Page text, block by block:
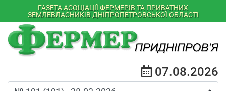
ГАЗЕТА АСОЦІАЦІЇ ФЕРМЕРІВ ТА ПРИВАТНИХ
ЗЕМЛЕВЛАСНИКІВ ДНІПРОПЕТРОВСЬКОЇ ОБЛАСТІ
07.08.2026